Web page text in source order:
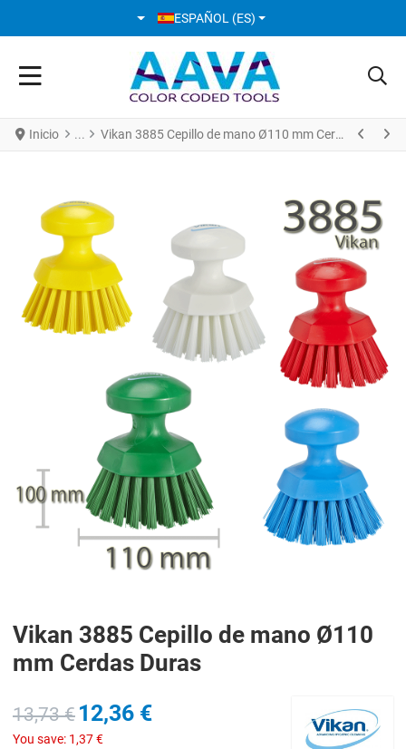
SELECCIONE SU IDIOMA
ESPAÑOL (ES)
Inicio Vikan 3885 Cepillo de mano Ø110 mm Cerdas Duras
Vikan 3885 Cepillo de mano Ø110
mm Cerdas Duras
13,73 € 12,36 €
You save: 1,37 €